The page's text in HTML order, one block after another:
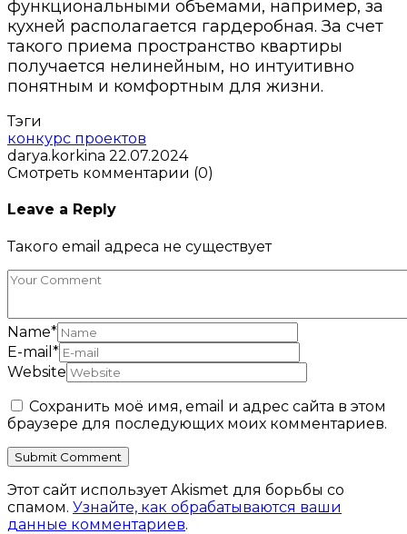
функциональными объемами, например, за
кухней располагается гардеробная. За счет
такого приема пространство квартиры
получается нелинейным, но интуитивно
понятным и комфортным для жизни.
Тэги
конкурс проектов
darya.korkina 22.07.2024
Смотреть комментарии (0)
Leave a Reply
Такого email адреса не существует
Name*
E-mail *
Website
Сохранить моё имя, email и адрес сайта в этом
браузере для последующих моих комментариев.
Этот сайт использует Akismet для борьбы со
спамом. Узнайте, как обрабатываются ваши
данные комментариев.